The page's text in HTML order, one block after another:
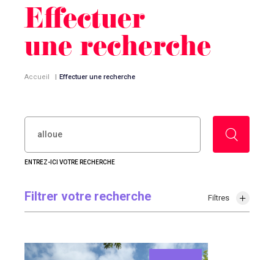
Effectuer
une recherche
Accueil | Effectuer une recherche
RECHERCHER :
ENTREZ-ICI VOTRE RECHERCHE
Filtrer votre recherche Filtres